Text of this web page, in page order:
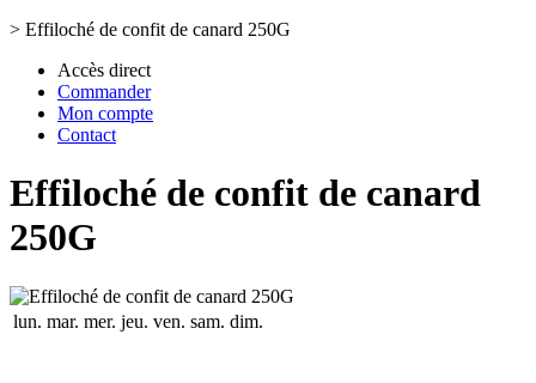
> Effiloché de confit de canard 250G
Accès direct
Commander
Mon compte
Contact
Effiloché de confit de canard
250G
lun. mar. mer. jeu. ven. sam. dim.